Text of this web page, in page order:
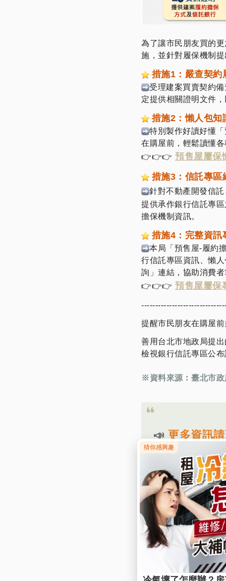
為了讓市民朋友買的
施，並針對履保機制
措施1：嚴查契約
受理建案買賣契約
定提供相關證明文件
措施2：懶人包知
特別製作好讀好懂
在購屋前，輕鬆讀懂
👉👉👉 預售屋屢保
措施3：信託專區
針對不動產開發信
提供承作銀行信託專
擔保機制資訊。
措施4：完整資訊
本局「預售屋-履約
行信託專區資訊、懶
詢」連結，協助消費
👉👉👉 預售屋屢保
提醒市民朋友在購屋
善用台北市地政局提
檢視銀行信託專區公
※資料來源︰臺北市政
📣 更多資訊
1.) 地政局不動
2.) 預售屋專區
☎ 諮詢專線：
13:30-17:30